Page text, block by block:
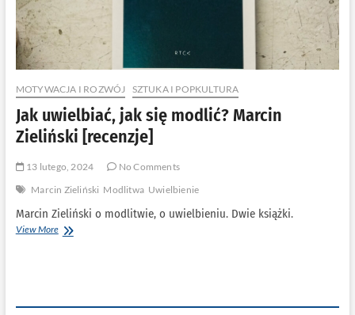
MOTYWACJA I ROZWÓJ SZTUKA I POPKULTURA
Jak uwielbiać, jak się modlić? Marcin
Zieliński [recenzje]
13 lutego, 2024
No Comments
Marcin Zieliński Modlitwa Uwielbienie
Marcin Zieliński o modlitwie, o uwielbieniu. Dwie książki.
View MoreJak